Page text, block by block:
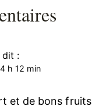
dit :
h 12 min
et de bons fruits